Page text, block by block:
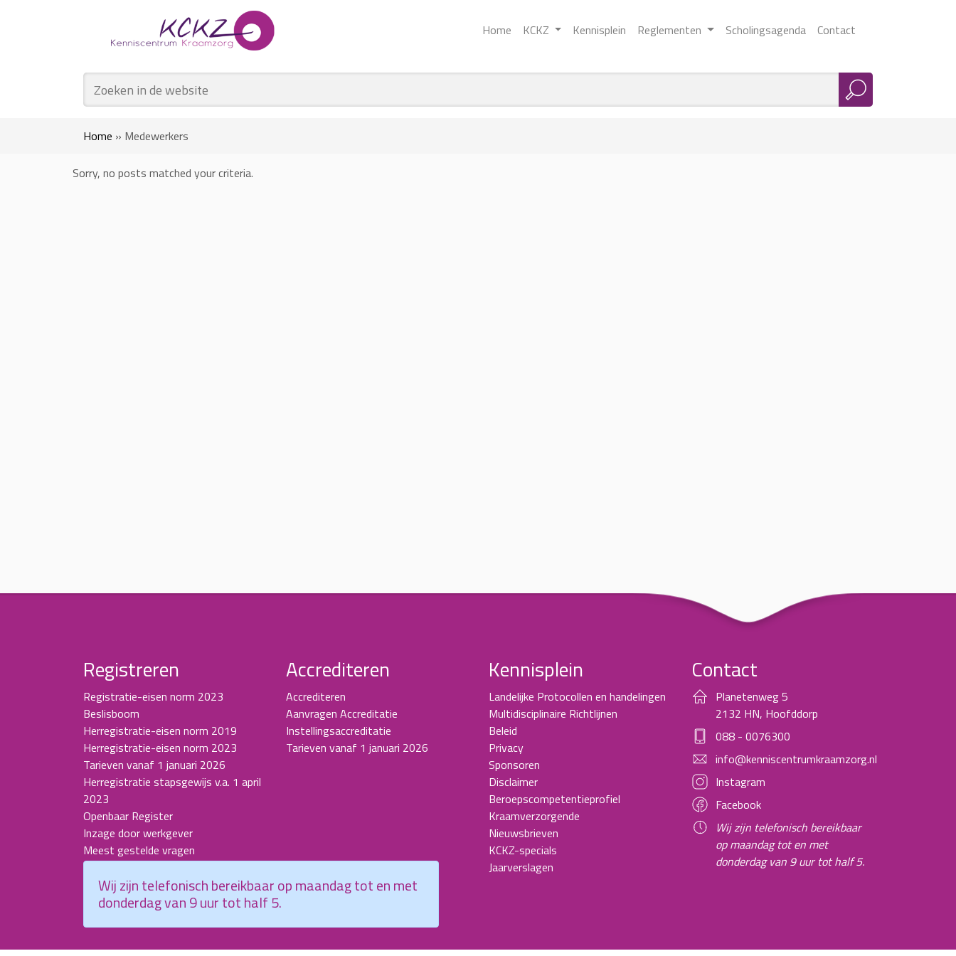
Home KCKZ Kennisplein Reglementen Scholingsagenda Contact
Home » Medewerkers
Sorry, no posts matched your criteria.
Registreren
Registratie-eisen norm 2023
Beslisboom
Herregistratie-eisen norm 2019
Herregistratie-eisen norm 2023
Tarieven vanaf 1 januari 2026
Herregistratie stapsgewijs v.a. 1 april
2023
Openbaar Register
Inzage door werkgever
Meest gestelde vragen
Accrediteren
Accrediteren
Aanvragen Accreditatie
Instellingsaccreditatie
Tarieven vanaf 1 januari 2026
Kennisplein
Landelijke Protocollen en handelingen
Multidisciplinaire Richtlijnen
Beleid
Privacy
Sponsoren
Disclaimer
Beroepscompetentieprofiel
Kraamverzorgende
Nieuwsbrieven
KCKZ-specials
Jaarverslagen
Contact
Planetenweg 5
2132 HN, Hoofddorp
088 - 0076300
info@kenniscentrumkraamzorg.nl
Instagram
Facebook
Wij zijn telefonisch bereikbaar
op maandag tot en met
donderdag van 9 uur tot half 5.
Wij zijn telefonisch bereikbaar op maandag tot en met
donderdag van 9 uur tot half 5.